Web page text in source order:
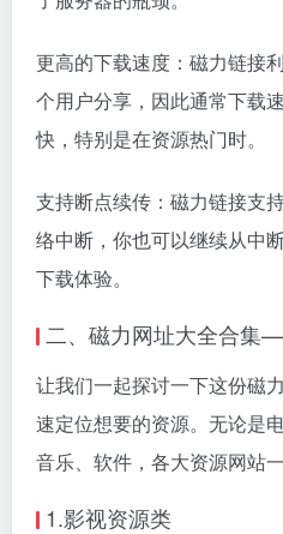
更高的下载速度：磁力链接
个用户分享，因此通常下载
快，特别是在资源热门时。
支持断点续传：磁力链接支
络中断，你也可以继续从中
下载体验。
二、磁力网址大全合集
让我们一起探讨一下这份磁
速定位想要的资源。无论是
音乐、软件，各大资源网站一
1.影视资源类